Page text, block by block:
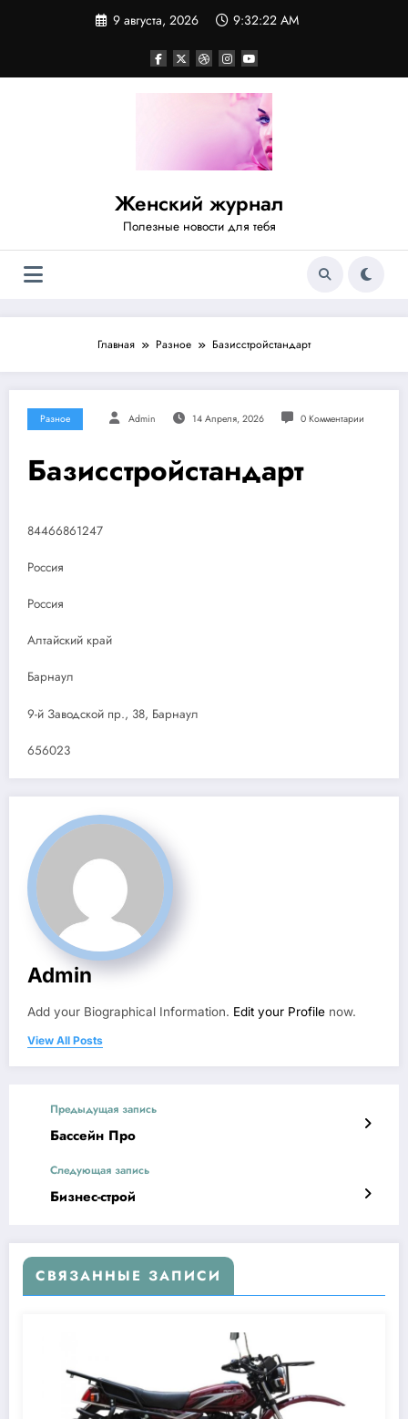
9 августа, 2026 9:32:22 AM
Женский журнал
Полезные новости для тебя
Главная Разное Базисстройстандарт
Разное Admin 14 Апреля, 2026 0 Комментарии
Базисстройстандарт
84466861247
Россия
Россия
Алтайский край
Барнаул
9-й Заводской пр., 38, Барнаул
656023
Admin
Add your Biographical Information. Edit your Profile now.
View All Posts
Предыдущая запись
Бассейн Про
Следующая запись
Бизнес-строй
СВЯЗАННЫЕ ЗАПИСИ